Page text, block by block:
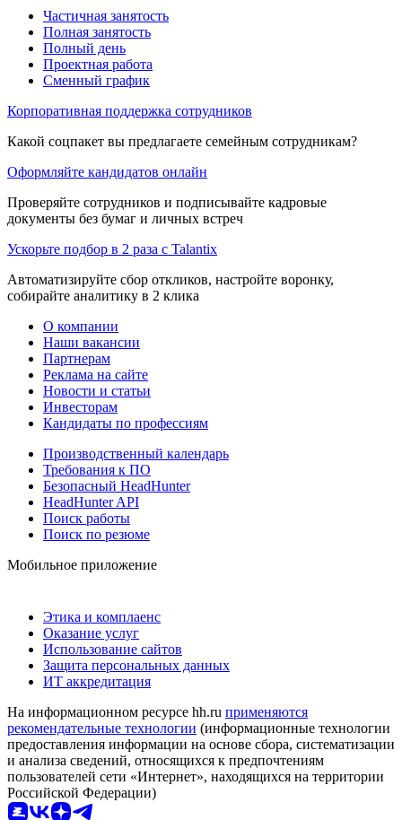
Частичная занятость
Полная занятость
Полный день
Проектная работа
Сменный график
Корпоративная поддержка сотрудников
Какой соцпакет вы предлагаете семейным сотрудникам?
Оформляйте кандидатов онлайн
Проверяйте сотрудников и подписывайте кадровые
документы без бумаг и личных встреч
Ускорьте подбор в 2 раза с Talantix
Автоматизируйте сбор откликов, настройте воронку,
собирайте аналитику в 2 клика
О компании
Наши вакансии
Партнерам
Реклама на сайте
Новости и статьи
Инвесторам
Кандидаты по профессиям
Производственный календарь
Требования к ПО
Безопасный HeadHunter
HeadHunter API
Поиск работы
Поиск по резюме
Мобильное приложение
Этика и комплаенс
Оказание услуг
Использование сайтов
Защита персональных данных
ИТ аккредитация
На информационном ресурсе hh.ru применяются
рекомендательные технологии (информационные технологии
предоставления информации на основе сбора, систематизации
и анализа сведений, относящихся к предпочтениям
пользователей сети «Интернет», находящихся на территории
Российской Федерации)